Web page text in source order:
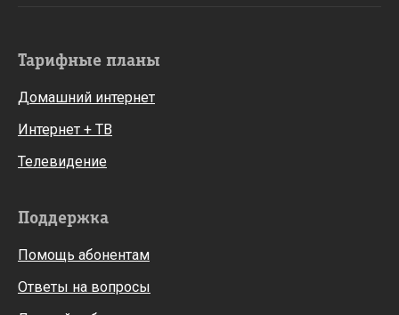
Тарифные планы
Домашний интернет
Интернет + ТВ
Телевидение
Поддержка
Помощь абонентам
Ответы на вопросы